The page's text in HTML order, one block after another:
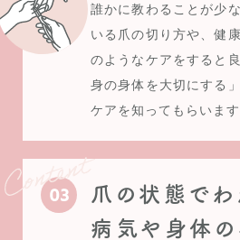
誰かに教わることが少
いる爪の切り方や、健
のようなケアをすると
身の身体を大切にする
ケアを知ってもらいます
爪の状態でわ
病気や身体の